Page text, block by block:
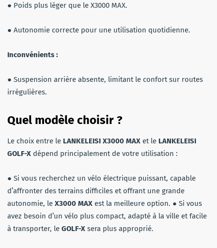
● Poids plus léger que le X3000 MAX.
● Autonomie correcte pour une utilisation quotidienne.
Inconvénients :
● Suspension arrière absente, limitant le confort sur routes
irrégulières.
Quel modèle choisir ?
Le choix entre le LANKELEISI X3000 MAX et le LANKELEISI
GOLF-X dépend principalement de votre utilisation :
● Si vous recherchez un vélo électrique puissant, capable
d’affronter des terrains difficiles et offrant une grande
autonomie, le X3000 MAX est la meilleure option. ● Si vous
avez besoin d’un vélo plus compact, adapté à la ville et facile
à transporter, le GOLF-X sera plus approprié.